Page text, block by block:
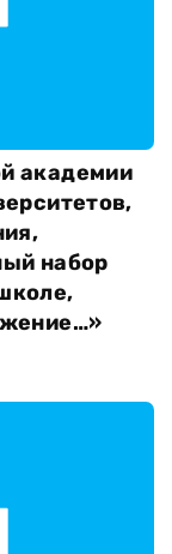
академии
набор